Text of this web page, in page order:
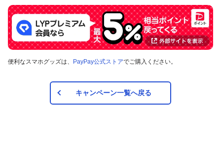
便利なスマホグッズは、 PayPay公式ストアでご購入ください。
キャンペーン一覧へ戻る